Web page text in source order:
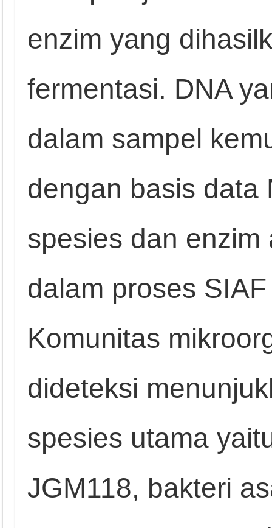
enzim yang
fermentasi. DNA
dalam sampel
dengan basis data
spesies dan
dalam proses
Komunitas
dideteksi
spesies utama
JGM118, bakteri